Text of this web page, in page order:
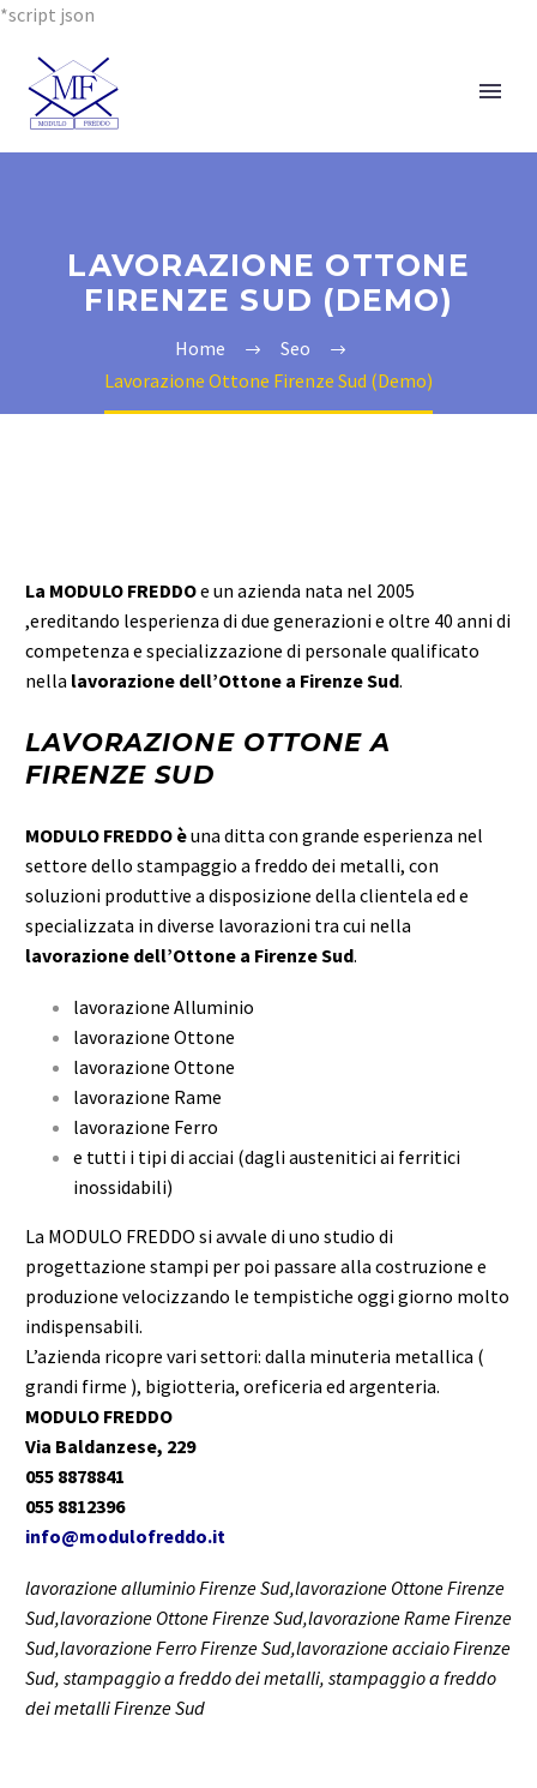
*script json
LAVORAZIONE OTTONE
FIRENZE SUD (DEMO)
Home
Seo
Lavorazione Ottone Firenze Sud (Demo)
La MODULO FREDDOe un azienda nata nel 2005
,ereditando lesperienza di due generazioni e oltre 40 anni di
competenza e specializzazione di personale qualificato
nella lavorazione dell’Ottone a Firenze Sud.
LAVORAZIONE OTTONE A
FIRENZE SUD
MODULO FREDDO èuna ditta con grande esperienza nel
settore dello stampaggio a freddo dei metalli, con
soluzioni produttive a disposizione della clientela ed e
specializzata in diverse lavorazioni tra cui nella
lavorazione dell’Ottone a Firenze Sud.
lavorazione Alluminio
lavorazione Ottone
lavorazione Ottone
lavorazione Rame
lavorazione Ferro
e tutti i tipi di acciai (dagli austenitici ai ferritici
inossidabili)
La MODULO FREDDO si avvale di uno studio di
progettazione stampi per poi passare alla costruzione e
produzione velocizzando le tempistiche oggi giorno molto
indispensabili.
L’azienda ricopre vari settori: dalla minuteria metallica (
grandi firme ), bigiotteria, oreficeria ed argenteria.
MODULO FREDDO
Via Baldanzese, 229
055 8878841
055 8812396
info@modulofreddo.it
lavorazione alluminio Firenze Sud,lavorazione Ottone Firenze
Sud,lavorazione Ottone Firenze Sud,lavorazione Rame Firenze
Sud,lavorazione Ferro Firenze Sud,lavorazione acciaio Firenze
Sud, stampaggio a freddo dei metalli, stampaggio a freddo
dei metalli Firenze Sud